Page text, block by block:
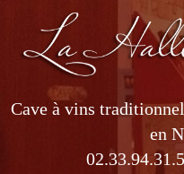
Cave à vins
en